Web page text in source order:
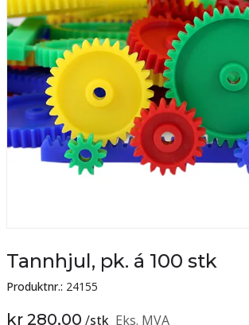
Tannhjul, pk. á 100 stk
Produktnr.: 24155
kr 280,00 /stk Eks. MVA